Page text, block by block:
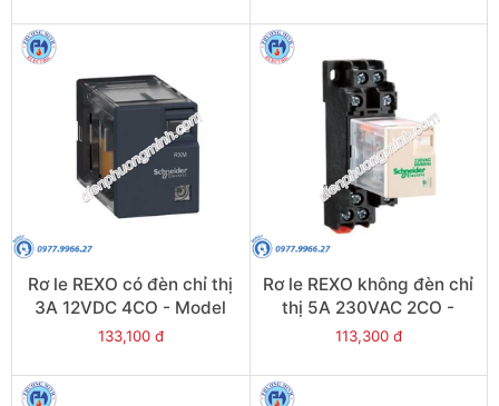
Rơ le REXO có đèn chỉ thị
3A 12VDC 4CO - Model
RXM4LB2JD
133,100 đ
Rơ le REXO không đèn chỉ
thị 5A 230VAC 2CO -
Model RXM2LB1P7
113,300 đ